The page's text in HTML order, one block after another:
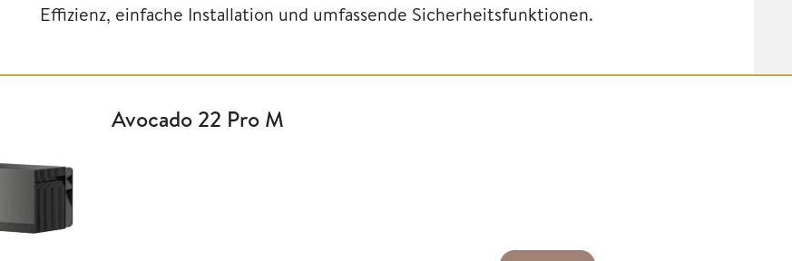
Effizienz, einfache Installation und umfassende Sicherheitsfunktionen.
Avocado 22 Pro M